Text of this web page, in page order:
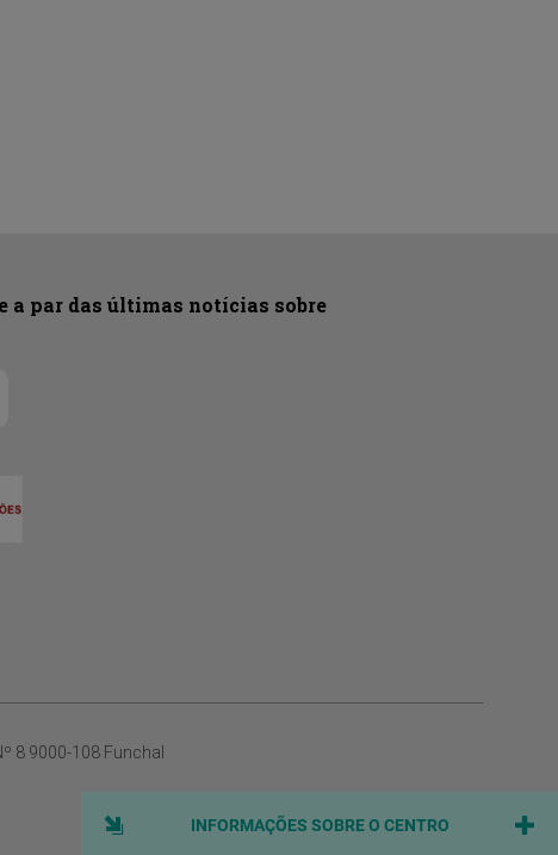
a par das últimas notícias sobre
8 9000-108 Funchal
INFORMAÇÕES SOBRE O CENTRO